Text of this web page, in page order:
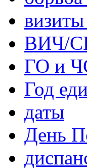
ВИЧ/
ГО и
Год
даты
День